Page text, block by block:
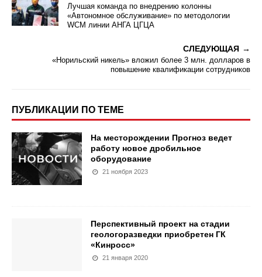
Лучшая команда по внедрению колонны
«Автономное обслуживание» по методологии
WCM линии АНГА ЦГЦА
СЛЕДУЮЩАЯ
«Норильский никель» вложил более 3 млн. долларов в
повышение квалификации сотрудников
ПУБЛИКАЦИИ ПО ТЕМЕ
На месторождении Прогноз ведет
работу новое дробильное
оборудование
21 ноября 2023
Перспективный проект на стадии
геологоразведки приобретен ГК
«Кинросс»
21 января 2020